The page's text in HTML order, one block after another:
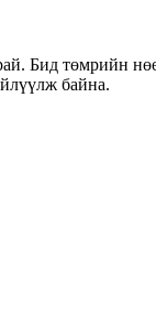
Бид төмрийн
байна.